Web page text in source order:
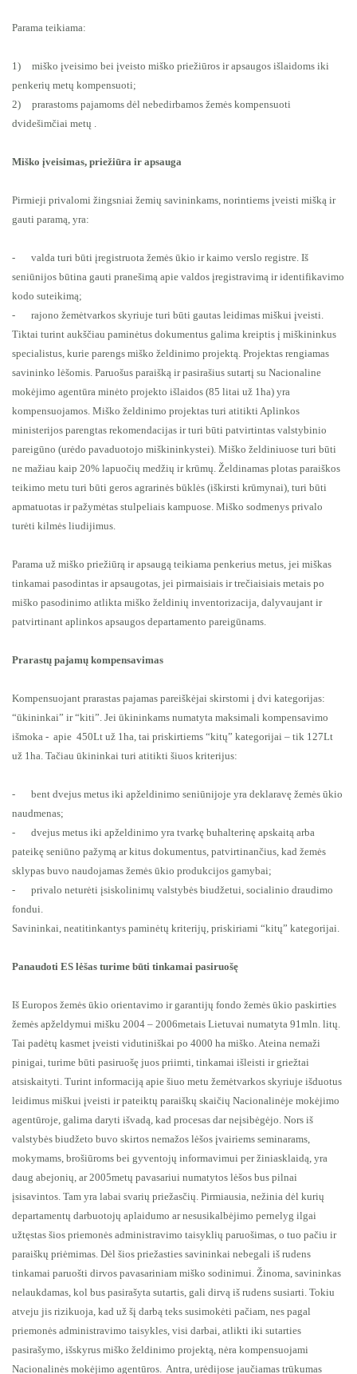
Parama teikiama:
1)
miško įveisimo bei įveisto miško priežiūros ir apsaugos išlaidoms iki
penkerių metų kompensuoti;
2)
prarastoms pajamoms dėl nebedirbamos žemės kompensuoti
dvidešimčiai metų .
Miško įveisimas, priežiūra ir apsauga
Pirmieji privalomi žingsniai žemių savininkams, norintiems įveisti mišką ir
gauti paramą, yra:
-
valda turi būti įregistruota žemės ūkio ir kaimo verslo registre. Iš
seniūnijos būtina gauti pranešimą apie valdos įregistravimą ir identifikavimo
kodo suteikimą;
-
rajono žemėtvarkos skyriuje turi būti gautas leidimas miškui įveisti.
Tiktai turint aukščiau paminėtus dokumentus galima kreiptis į miškininkus
specialistus, kurie parengs miško želdinimo projektą. Projektas rengiamas
savininko lėšomis. Paruošus paraišką ir pasirašius sutartį su Nacionaline
mokėjimo agentūra minėto projekto išlaidos (85 litai už 1ha) yra
kompensuojamos. Miško želdinimo projektas turi atitikti Aplinkos
ministerijos parengtas rekomendacijas ir turi būti patvirtintas valstybinio
pareigūno (urėdo pavaduotojo miškininkystei). Miško želdiniuose turi būti
ne mažiau kaip 20% lapuočių medžių ir krūmų. Želdinamas plotas paraiškos
teikimo metu turi būti geros agrarinės būklės (iškirsti krūmynai), turi būti
apmatuotas ir pažymėtas stulpeliais kampuose. Miško sodmenys privalo
turėti kilmės liudijimus.
Parama už miško priežiūrą ir apsaugą teikiama penkerius metus, jei miškas
tinkamai pasodintas ir apsaugotas, jei pirmaisiais ir trečiaisiais metais po
miško pasodinimo atlikta miško želdinių inventorizacija, dalyvaujant ir
patvirtinant aplinkos apsaugos departamento pareigūnams.
Prarastų pajamų kompensavimas
Kompensuojant prarastas pajamas pareiškėjai skirstomi į dvi kategorijas:
“ūkininkai” ir “kiti”. Jei ūkininkams numatyta maksimali kompensavimo
išmoka - apie 450Lt už 1ha, tai priskirtiems “kitų” kategorijai – tik 127Lt
už 1ha. Tačiau ūkininkai turi atitikti šiuos kriterijus:
-
bent dvejus metus iki apželdinimo seniūnijoje yra deklaravę žemės ūkio
naudmenas;
-
dvejus metus iki apželdinimo yra tvarkę buhalterinę apskaitą arba
pateikę seniūno pažymą ar kitus dokumentus, patvirtinančius, kad žemės
sklypas buvo naudojamas žemės ūkio produkcijos gamybai;
-
privalo neturėti įsiskolinimų valstybės biudžetui, socialinio draudimo
fondui.
Savininkai, neatitinkantys paminėtų kriterijų, priskiriami “kitų” kategorijai.
Panaudoti ES lėšas turime būti tinkamai pasiruošę
Iš Europos žemės ūkio orientavimo ir garantijų fondo žemės ūkio paskirties
žemės apželdymui mišku 2004 – 2006metais Lietuvai numatyta 91mln. litų.
Tai padėtų kasmet įveisti vidutiniškai po 4000 ha miško. Ateina nemaži
pinigai, turime būti pasiruošę juos priimti, tinkamai išleisti ir griežtai
atsiskaityti. Turint informaciją apie šiuo metu žemėtvarkos skyriuje išduotus
leidimus miškui įveisti ir pateiktų paraiškų skaičių Nacionalinėje mokėjimo
agentūroje, galima daryti išvadą, kad procesas dar neįsibėgėjo. Nors iš
valstybės biudžeto buvo skirtos nemažos lėšos įvairiems seminarams,
mokymams, brošiūroms bei gyventojų informavimui per žiniasklaidą, yra
daug abejonių, ar 2005metų pavasariui numatytos lėšos bus pilnai
įsisavintos. Tam yra labai svarių priežasčių. Pirmiausia, nežinia dėl kurių
departamentų darbuotojų aplaidumo ar nesusikalbėjimo pernelyg ilgai
užtęstas šios priemonės administravimo taisyklių paruošimas, o tuo pačiu ir
paraiškų priėmimas. Dėl šios priežasties savininkai nebegali iš rudens
tinkamai paruošti dirvos pavasariniam miško sodinimui. Žinoma, savininkas
nelaukdamas, kol bus pasirašyta sutartis, gali dirvą iš rudens susiarti. Tokiu
atveju jis rizikuoja, kad už šį darbą teks susimokėti pačiam, nes pagal
priemonės administravimo taisykles, visi darbai, atlikti iki sutarties
pasirašymo, išskyrus miško želdinimo projektą, nėra kompensuojami
Nacionalinės mokėjimo agentūros. Antra, urėdijose jaučiamas trūkumas